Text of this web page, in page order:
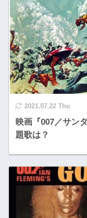
2021.07.22 Thu
映画『007／サン
題歌は？